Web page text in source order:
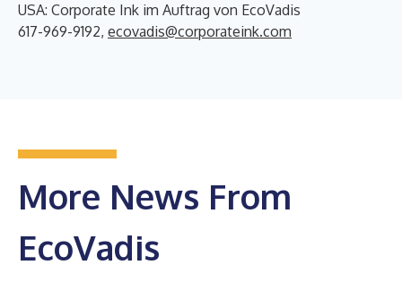
USA: Corporate Ink im Auftrag von EcoVadis
617-969-9192, ecovadis@corporateink.com
More News From
EcoVadis